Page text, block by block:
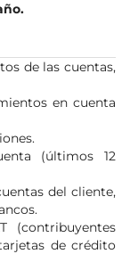
de las cuentas,
en cuenta
(últimos 12
del cliente,
(contribuyentes
de crédito